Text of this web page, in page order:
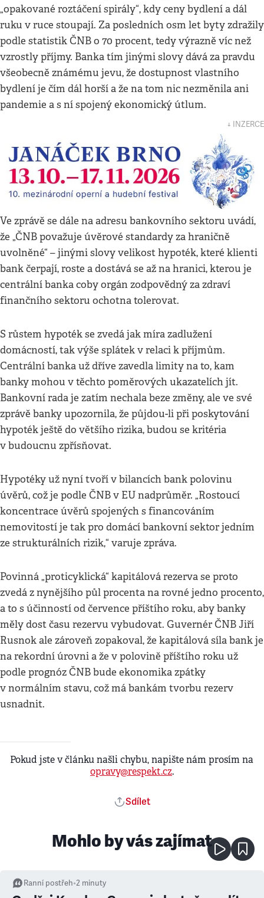
„opakované roztáčení spirály“, kdy ceny bydlení a dál
ruku v ruce stoupají. Za posledních osm let byty zdražily
podle statistik ČNB o 70 procent, tedy výrazně víc než
vzrostly příjmy. Banka tím jinými slovy dává za pravdu
všeobecně známému jevu, že dostupnost vlastního
bydlení je čím dál horší a že na tom nic nezměnila ani
pandemie a s ní spojený ekonomický útlum.
↓ INZERCE
Ve zprávě se dále na adresu bankovního sektoru uvádí,
že „ČNB považuje úvěrové standardy za hraničně
uvolněné“ – jinými slovy velikost hypoték, které klienti
bank čerpají, roste a dostává se až na hranici, kterou je
centrální banka coby orgán zodpovědný za zdraví
finančního sektoru ochotna tolerovat.
S růstem hypoték se zvedá jak míra zadlužení
domácností, tak výše splátek v relaci k příjmům.
Centrální banka už dříve zavedla limity na to, kam
banky mohou v těchto poměrových ukazatelích jít.
Bankovní rada je zatím nechala beze změny, ale ve své
zprávě banky upozornila, že půjdou-li při poskytování
hypoték ještě do většího rizika, budou se kritéria
v budoucnu zpřísňovat.
Hypotéky už nyní tvoří v bilancích bank polovinu
úvěrů, což je podle ČNB v EU nadprůměr. „Rostoucí
koncentrace úvěrů spojených s financováním
nemovitostí je tak pro domácí bankovní sektor jedním
ze strukturálních rizik,“ varuje zpráva.
Povinná „proticyklická“ kapitálová rezerva se proto
zvedá z nynějšího půl procenta na rovné jedno procento,
a to s účinností od července příštího roku, aby banky
měly dost času rezervu vybudovat. Guvernér ČNB Jiří
Rusnok ale zároveň zopakoval, že kapitálová síla bank je
na rekordní úrovni a že v polovině příštího roku už
podle prognóz ČNB bude ekonomika zpátky
v normálním stavu, což má bankám tvorbu rezerv
usnadnit.
Pokud jste v článku našli chybu, napište nám prosím na
opravy@respekt.cz.
Sdílet
Mohlo by vás zajímat
Ranní postřeh•2 minuty